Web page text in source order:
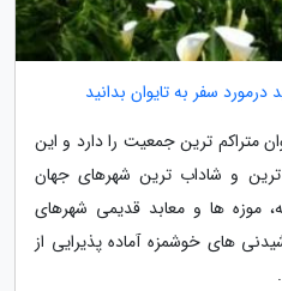
سفر به تایوان بدانید
متراکم ترین جمعیت را دارد و این
ترین و شاداب ترین شهرهای جهان
موزه ها و معابد قدیمی شهرهای
های خوشمزه آماده پذیرایی از